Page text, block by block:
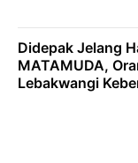
Didepak Jelang
MATAMUDA,
Lebakwangi